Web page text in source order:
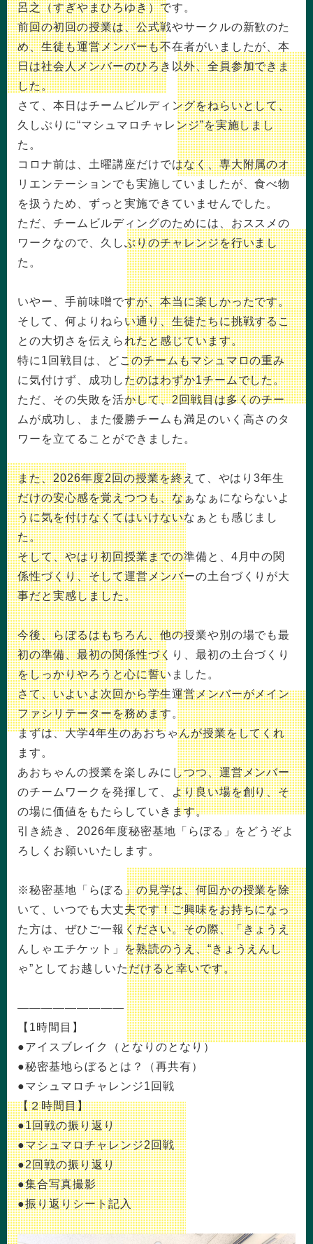
呂之（すぎやまひろゆき）です。
前回の初回の授業は、公式戦やサークルの新歓のた
め、生徒も運営メンバーも不在者がいましたが、本
日は社会人メンバーのひろき以外、全員参加できま
した。
さて、本日はチームビルディングをねらいとして、
久しぶりに“マシュマロチャレンジ”を実施しまし
た。
コロナ前は、土曜講座だけではなく、専大附属のオ
リエンテーションでも実施していましたが、食べ物
を扱うため、ずっと実施できていませんでした。
ただ、チームビルディングのためには、おススメの
ワークなので、久しぶりのチャレンジを行いまし
た。
いやー、手前味噌ですが、本当に楽しかったです。
そして、何よりねらい通り、生徒たちに挑戦するこ
との大切さを伝えられたと感じています。
特に1回戦目は、どこのチームもマシュマロの重み
に気付けず、成功したのはわずか1チームでした。
ただ、その失敗を活かして、2回戦目は多くのチー
ムが成功し、また優勝チームも満足のいく高さのタ
ワーを立てることができました。
また、2026年度2回の授業を終えて、やはり3年生
だけの安心感を覚えつつも、なぁなぁにならないよ
うに気を付けなくてはいけないなぁとも感じまし
た。
そして、やはり初回授業までの準備と、4月中の関
係性づくり、そして運営メンバーの土台づくりが大
事だと実感しました。
今後、らぼるはもちろん、他の授業や別の場でも最
初の準備、最初の関係性づくり、最初の土台づくり
をしっかりやろうと心に誓いました。
さて、いよいよ次回から学生運営メンバーがメイン
ファシリテーターを務めます。
まずは、大学4年生のあおちゃんが授業をしてくれ
ます。
あおちゃんの授業を楽しみにしつつ、運営メンバー
のチームワークを発揮して、より良い場を創り、そ
の場に価値をもたらしていきます。
引き続き、2026年度秘密基地「らぼる」をどうぞよ
ろしくお願いいたします。
※秘密基地「らぼる」の見学は、何回かの授業を除
いて、いつでも大丈夫です！ご興味をお持ちになっ
た方は、ぜひご一報ください。その際、「きょうえ
んしゃエチケット」を熟読のうえ、“きょうえんし
ゃ”としてお越しいただけると幸いです。
—————————
【1時間目】
●アイスブレイク（となりのとなり）
●秘密基地らぼるとは？（再共有）
●マシュマロチャレンジ1回戦
【２時間目】
●1回戦の振り返り
●マシュマロチャレンジ2回戦
●2回戦の振り返り
●集合写真撮影
●振り返りシート記入